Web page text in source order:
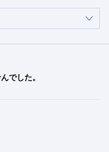
でした。